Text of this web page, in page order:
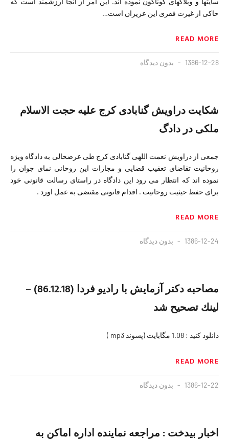
حاکی از غیرت فقری این عزیزان است…
READ MORE
1386-12-28 بدون دیدگاه
شکایت دراویش گنابادی کرج علیه حجت الاسلام
ملکی در دادگ
جمعی از دراویش نعمت اللهی گنابادی کرج طی عرضحالی به دادگاه ویژه
روحانیت تقاضای تعقیب قضایی و مجازات این روحانی نمای جوان را
نموده اند که انتظار می رود این دادگاه در راستای رسالت قانونی خود
برای حفظ حیثیت روحانیت . اقدام قانونی مقتضی به عمل اورد .
READ MORE
1386-12-24 بدون دیدگاه
مصاحبه دكتر آزمايش با راديو فردا (86.12.18) –
لينك تصحيح شد
دانلود كنيد : 1.08 مگابايت (پسوند mp3 )
READ MORE
1386-12-22 بدون دیدگاه
اخبار بیدخت : مراجعه نماينده اداره اماكن به